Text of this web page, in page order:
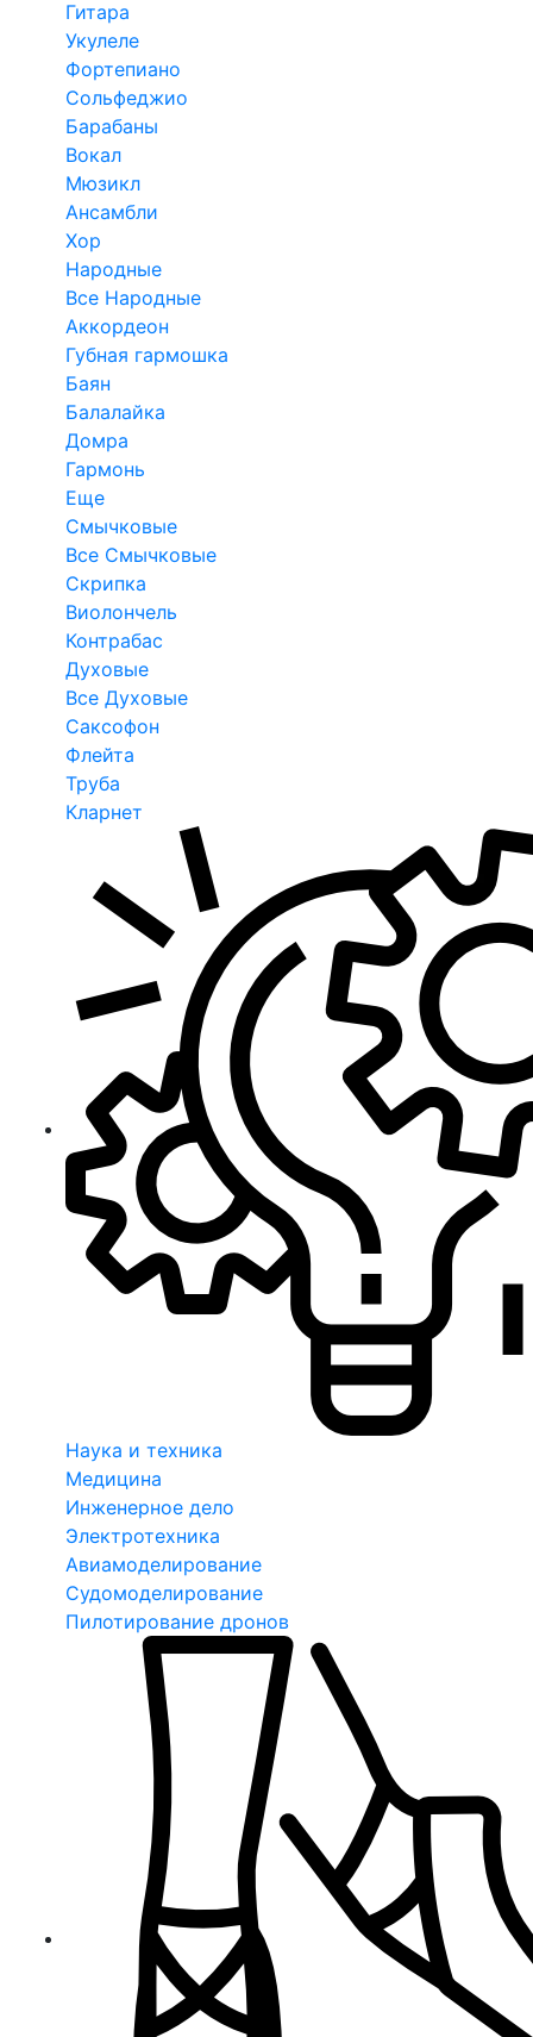
Гитара
Укулеле
Фортепиано
Сольфеджио
Барабаны
Вокал
Мюзикл
Ансамбли
Хор
Народные
Все Народные
Аккордеон
Губная гармошка
Баян
Балалайка
Домра
Гармонь
Еще
Смычковые
Все Смычковые
Скрипка
Виолончель
Контрабас
Духовые
Все Духовые
Саксофон
Флейта
Труба
Кларнет
Наука и техника
Медицина
Инженерное дело
Электротехника
Авиамоделирование
Судомоделирование
Пилотирование дронов